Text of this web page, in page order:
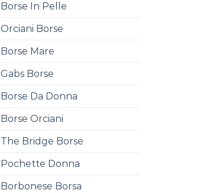
Borse In Pelle
Orciani Borse
Borse Mare
Gabs Borse
Borse Da Donna
Borse Orciani
The Bridge Borse
Pochette Donna
Borbonese Borsa